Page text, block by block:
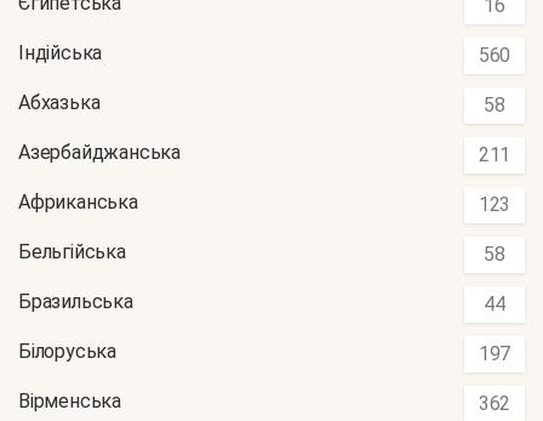
16
Індійська 560
Абхазька 58
Азербайджанська 211
Африканська 123
Бельгійська 58
Бразильська 44
Білоруська 197
Вірменська 362